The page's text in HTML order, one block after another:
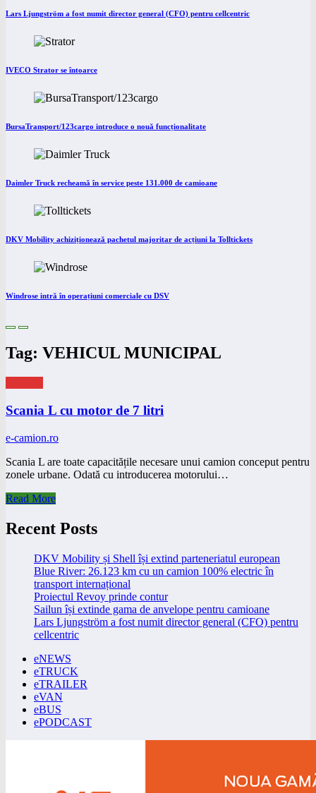
Lars Ljungström a fost numit director general (CFO) pentru cellcentric
IVECO Strator se întoarce
BursaTransport/123cargo introduce o nouă funcționalitate
Daimler Truck recheamă în service peste 131.000 de camioane
DKV Mobility achiziționează pachetul majoritar de acțiuni la Tolltickets
Windrose intră în operațiuni comerciale cu DSV
Tag: VEHICUL MUNICIPAL
Scania L cu motor de 7 litri
e-camion.ro
Scania L are toate capacitățile necesare unui camion conceput pentru
zonele urbane. Odată cu introducerea motorului…
Read More
Recent Posts
DKV Mobility și Shell își extind parteneriatul european
Blue River: 26.123 km cu un camion 100% electric în
transport internațional
Proiectul Revoy prinde contur
Sailun își extinde gama de anvelope pentru camioane
Lars Ljungström a fost numit director general (CFO) pentru
cellcentric
eNEWS
eTRUCK
eTRAILER
eVAN
eBUS
ePODCAST